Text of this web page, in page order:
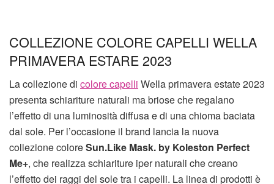
COLLEZIONE COLORE CAPELLI WELLA
PRIMAVERA ESTARE 2023
La collezione di colore capelli Wella primavera estate 2023
presenta schiariture naturali ma briose che regalano
l’effetto di una luminosità diffusa e di una chioma baciata
dal sole. Per l’occasione il brand lancia la nuova
collezione coloreSun.Like Mask. by Koleston Perfect
Me+, che realizza schiariture iper naturali che creano
l’effetto dei raggi del sole tra i capelli. La linea di prodotti è